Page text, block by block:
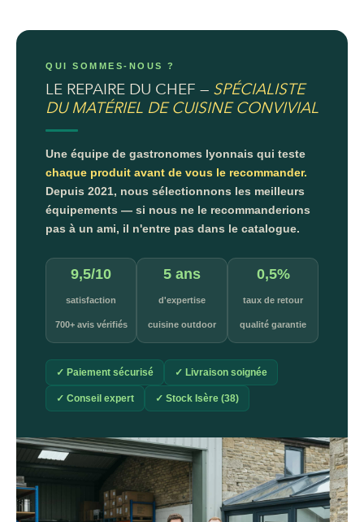
QUI SOMMES-NOUS ?
LE REPAIRE DU CHEF — SPÉCIALISTE
DU MATÉRIEL DE CUISINE CONVIVIAL
Une équipe de gastronomes lyonnais qui teste
chaque produit avant de vous le recommander.
Depuis 2021, nous sélectionnons les meilleurs
équipements — si nous ne le recommanderions
pas à un ami, il n'entre pas dans le catalogue.
9,5/10
satisfaction
700+ avis vérifiés
5 ans
d'expertise
cuisine outdoor
0,5%
taux de retour
qualité garantie
✓ Paiement sécurisé ✓ Livraison soignée
✓ Conseil expert ✓ Stock Isère (38)